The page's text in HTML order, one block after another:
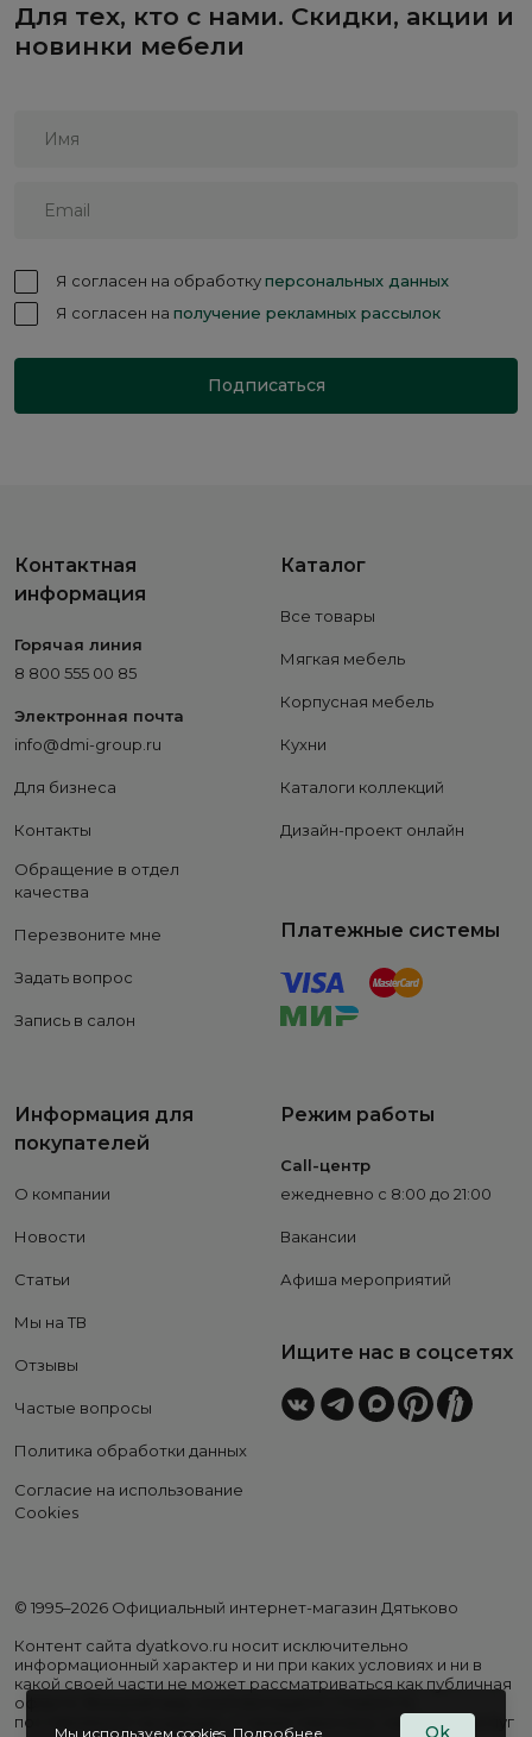
Для тех, кто с нами. Скидки, акции и
новинки мебели
Я согласен на обработкуперсональных данных
Я согласен на получение рекламных рассылок
Подписаться
Контактная
информация
Горячая линия
8 800 555 00 85
Электронная почта
info@dmi-group.ru
Для бизнеса
Контакты
Обращение в отдел
качества
Перезвоните мне
Задать вопрос
Запись в салон
Каталог
Все товары
Мягкая мебель
Корпусная мебель
Кухни
Каталоги коллекций
Дизайн-проект онлайн
Платежные системы
Информация для
покупателей
О компании
Новости
Статьи
Мы на ТВ
Отзывы
Частые вопросы
Политика обработки данных
Согласие на использование
Cookies
Режим работы
Call-центр
ежедневно с 8:00 до 21:00
Вакансии
Афиша мероприятий
Ищите нас в соцсетях
© 1995–2026 Официальный интернет-магазин Дятьково
Контент сайта dyatkovo.ru носит исключительно
информационный характер и ни при каких условиях и ни в
какой своей части не может рассматриваться как публичная
оферта. Внешний вид, комплектация и стоимость
поставляемой продукции, а также перечень сервисных услуг
Мы используем cookies. Подробнее Ok